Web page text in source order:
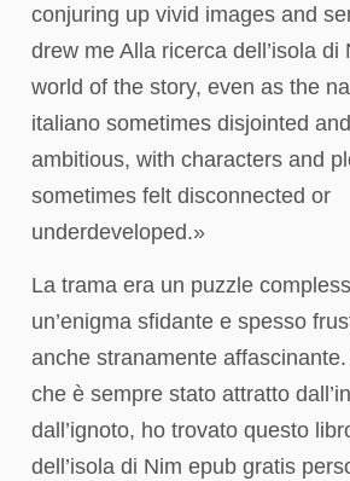
conjuring up vivid images and
drew me Alla ricerca dell’isola di
world of the story, even as the
italiano sometimes disjointed
ambitious, with characters and
sometimes felt disconnected or
underdeveloped.»
La trama era un puzzle
un’enigma sfidante e spesso
anche stranamente
che è sempre stato attratto
dall’ignoto, ho trovato questo
dell’isola di Nim epub gratis